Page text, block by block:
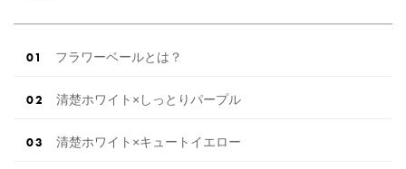
フラワーベールとは？
清楚ホワイト×しっとりパープル
清楚ホワイト×キュートイエロー